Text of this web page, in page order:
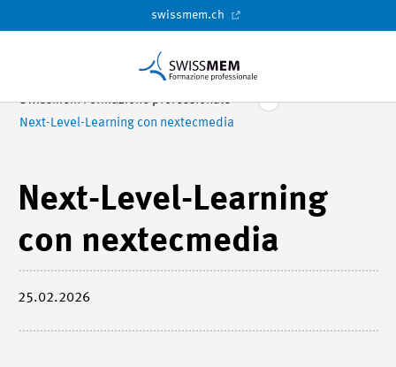
swissmem.ch
Swissmem Formazione professionale
Next-Level-Learning con nextecmedia
Next-Level-Learning
con nextecmedia
25.02.2026